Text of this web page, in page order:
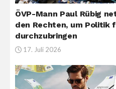
ÖVP-Mann Paul Rübig
den Rechten, um Politik
durchzubringen
17. Juli 2026